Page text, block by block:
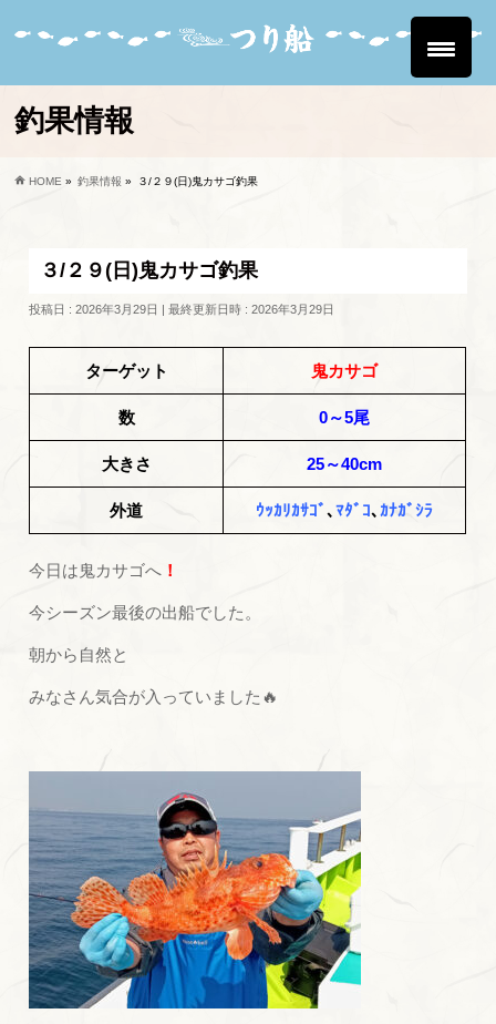
釣果情報
HOME » 釣果情報 » ３/２９(日)鬼カサゴ釣果
３/２９(日)鬼カサゴ釣果
投稿日 : 2026年3月29日 最終更新日時 : 2026年3月29日
ターゲット 鬼カサゴ
数 0～5尾
大きさ 25～40cm
外道 ｳｯｶﾘｶｻｺﾞ､ﾏﾀﾞｺ､ｶﾅｶﾞｼﾗ
今日は鬼カサゴへ ！
今シーズン最後の出船でした。
朝から自然と
みなさん気合が入っていました🔥